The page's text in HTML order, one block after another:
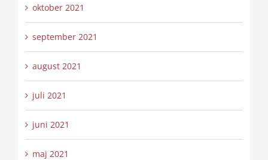
oktober 2021
september 2021
august 2021
juli 2021
juni 2021
maj 2021